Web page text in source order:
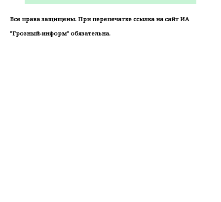
Все права защищены. При перепечатке ссылка на сайт ИА
"Грозный-информ" обязательна.